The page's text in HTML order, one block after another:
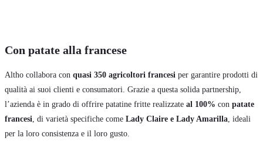
Con patate alla francese
Altho collabora con quasi 350 agricoltori francesi per garantire prodotti di
qualità ai suoi clienti e consumatori. Grazie a questa solida partnership,
l’azienda è in grado di offrire patatine fritte realizzate al 100% con patate
francesi, di varietà specifiche come Lady Claire e Lady Amarilla, ideali
per la loro consistenza e il loro gusto.